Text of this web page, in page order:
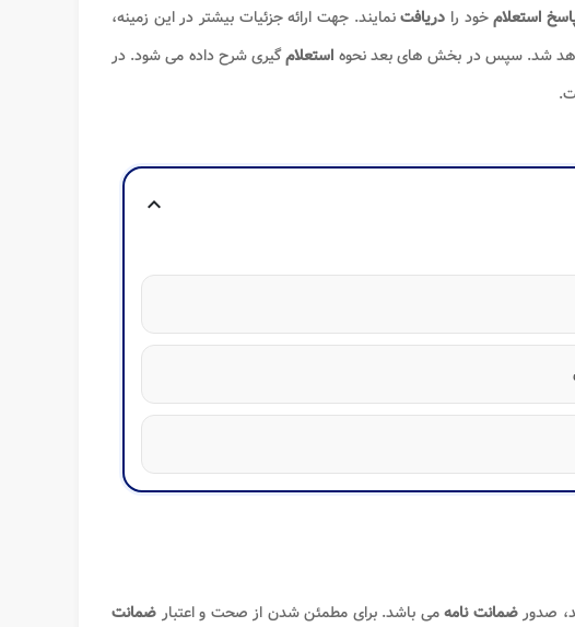
استعلامخود را دریافتنمایند. جهت ارائه جزئیات بیشتر در این زمینه،
شد. سپس در بخش های بعد نحوه استعلامگیری شرح داده می شود. در
expand_more
صدورضمانت نامهمی باشد. برای مطمئن شدن از صحت و اعتبار ضمانت